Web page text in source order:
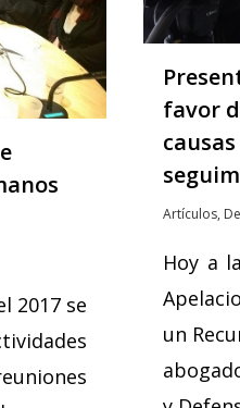
2017 se
favor
Artículos,
Hoy a
un